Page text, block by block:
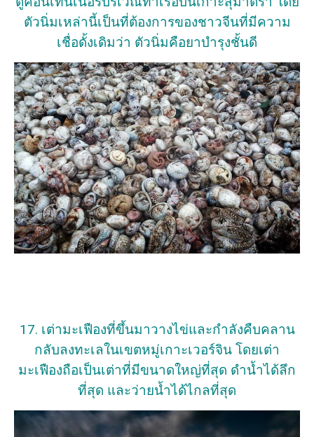
ตัวนิ่มเหล่านี้เป็นที่ต้องการของชาวจีนที่มีความ
เชื่อดั้งเดิมว่า ตัวนิ่มคือยาบำรุงชั้นดี
17. เต่ามะเฟืองที่ขึ้นมาวางไข่และกำลังคืบคลาน
กลับลงทะเลในเขตหมู่เกาะเวอร์จิน โดยเต่า
มะเฟืองถือเป็นเต่าที่มีขนาดใหญ่ที่สุด ดำน้ำได้ลึก
ที่สุด และว่ายน้ำได้ไกลที่สุด